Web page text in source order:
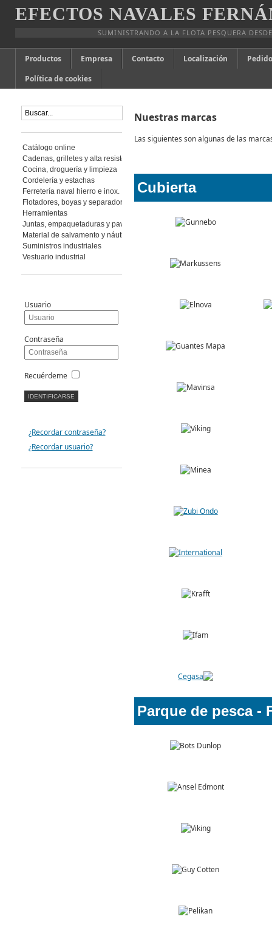
EFECTOS NAVALES
SUMINISTRANDO A LA FLOTA PESQUERA
Productos Empresa Contacto Localización
Política de cookies
Nuestras marcas
Las siguientes son algunas de las
Cubierta
Parque de pesca -
Catálogo online
Cadenas, grilletes y alta resistencia
Cocina, droguería y limpieza
Cordelería y estachas
Ferretería naval hierro e inox.
Flotadores, boyas y separadores
Herramientas
Juntas, empaquetaduras y pavimento
Material de salvamento y náutica
Suministros industriales
Vestuario industrial
Usuario
Contraseña
Recuérdeme
¿Recordar contraseña?
¿Recordar usuario?